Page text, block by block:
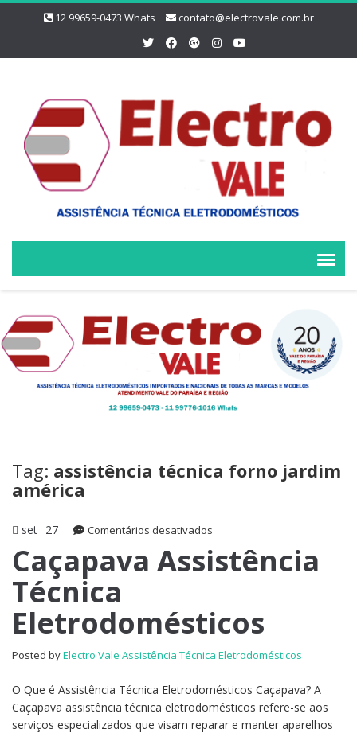
12 99659-0473 Whats contato@electrovale.com.br
Tag: assistência técnica forno jardim
américa
set 27 Comentários desativados
Assistência
Caçapava Assistência
Técnica
Eletrodomésticos
Posted byElectro Vale Assistência Técnica Eletrodomésticos
O Que é Assistência Técnica Eletrodomésticos Caçapava? A
Caçapava assistência técnica eletrodomésticos refere-se aos
serviços especializados que visam reparar e manter aparelhos